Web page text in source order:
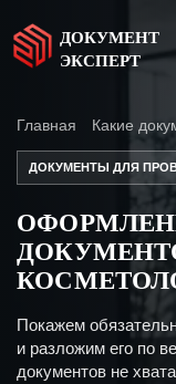
ДОКУМЕНТ
ЭКСПЕРТ
Главная Какие
ДОКУМЕНТЫ ДЛЯ
Покажем
и разложим его по
документов не